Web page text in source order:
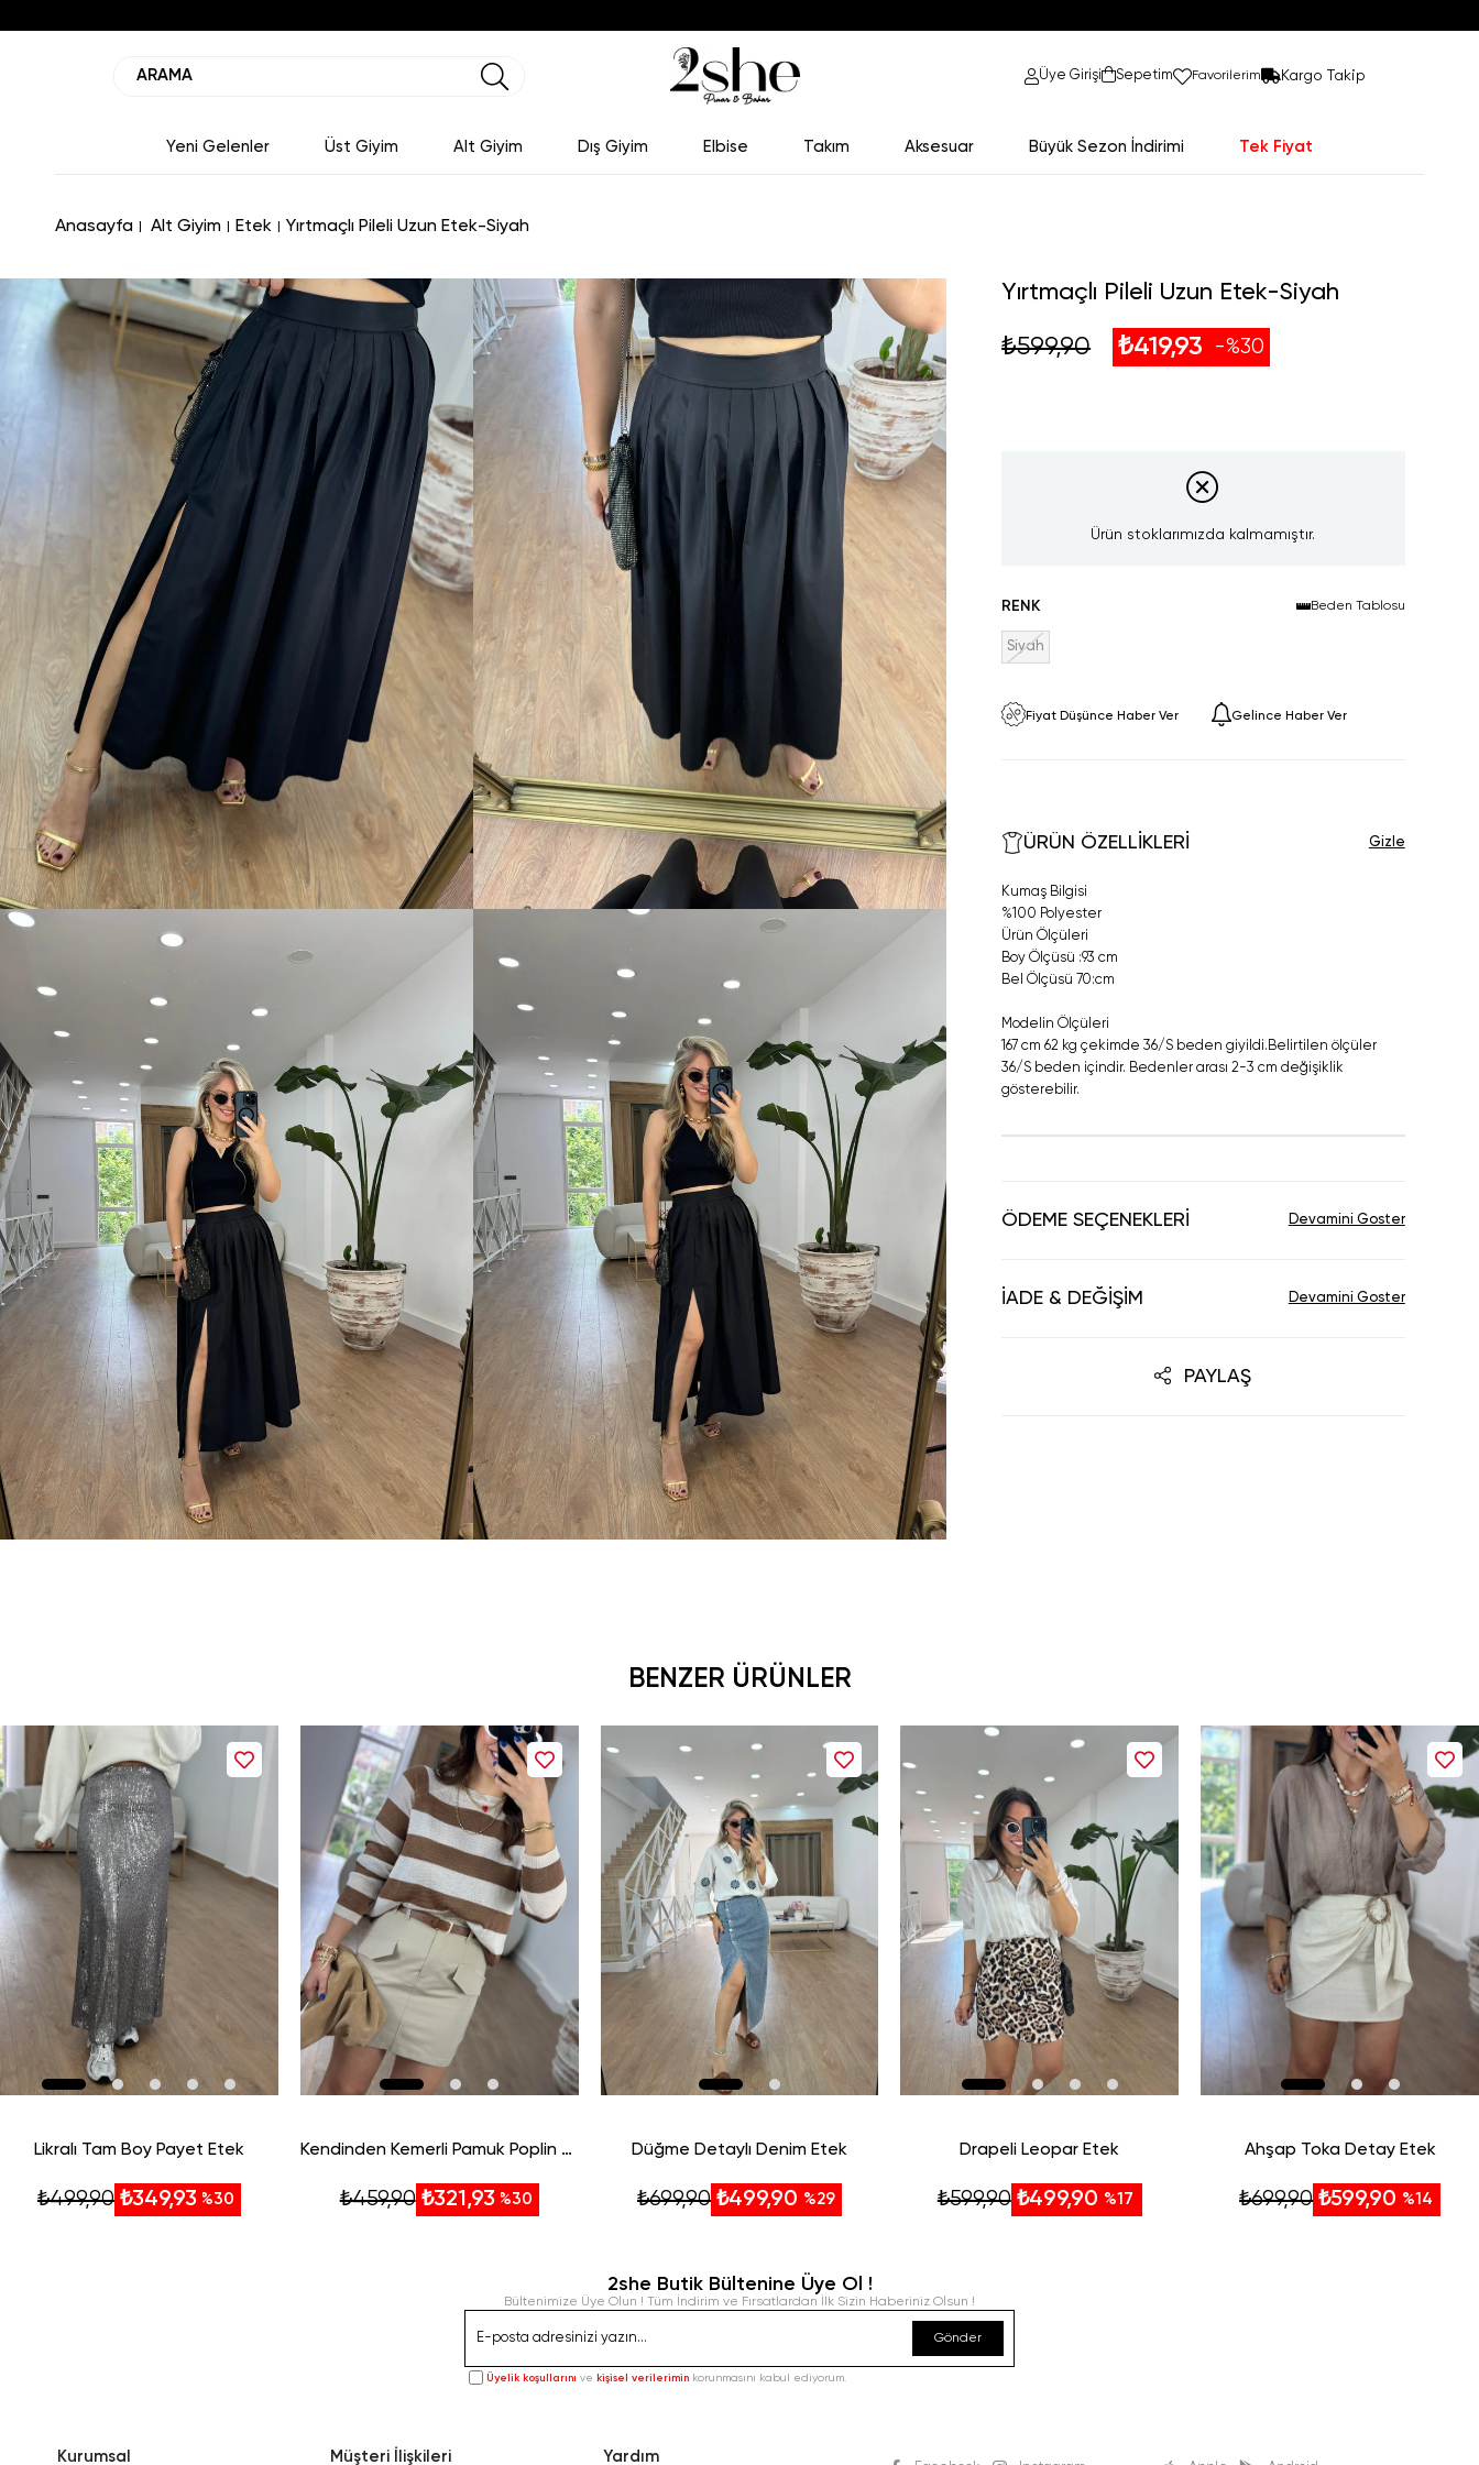
Üye Girişi Sepetim Favorilerim Kargo Takip
Yeni Gelenler Üst Giyim Alt Giyim Dış Giyim Elbise Takım Aksesuar Büyük Sezon İndirimi Tek Fiyat
Anasayfa Alt Giyim Etek Yırtmaçlı Pileli Uzun Etek-Siyah
Yırtmaçlı Pileli Uzun Etek-Siyah
₺599,90 ₺419,93 30
Ürün stoklarımızda kalmamıştır.
RENK Beden Tablosu
Siyah
Fiyat Düşünce Haber Ver Gelince Haber Ver
ÜRÜN ÖZELLIKLERI
Kumaş Bilgisi
%100 Polyester
Ürün Ölçüleri
Boy Ölçüsü :93 cm
Bel Ölçüsü 70:cm
Modelin Ölçüleri
167 cm 62 kg çekimde 36/S beden giyildi.Belirtilen ölçüler
36/S beden içindir. Bedenler arası 2-3 cm değişiklik
gösterebilir.
ÖDEME SEÇENEKLERI
İADE & DEĞIŞIM
PAYLAŞ
BENZER ÜRÜNLER
Likralı Tam Boy Payet Etek
%30
₺349,93
₺499,90
Kendinden Kemerli Pamuk Poplin Etek-Taş
%30
₺321,93
₺459,90
Düğme Detaylı Denim Etek
%29
₺499,90
₺699,90
Drapeli Leopar Etek
%17
₺499,90
₺599,90
Ahşap Toka Detay Etek
%14
₺599,90
₺699,90
2she Butik Bültenine Üye Ol !
Bültenimize Üye Olun ! Tüm İndirim ve Fırsatlardan İlk Sizin Haberiniz Olsun !
Gönder
Üyelik koşullarını ve kişisel verilerimin korunmasını kabul ediyorum.
Kurumsal Müşteri İlişkileri Yardım